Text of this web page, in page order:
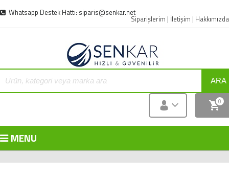
Whatsapp Destek Hattı: siparis@senkar.net
Siparişlerim | İletişim | Hakkımızda
ARA
0
MENU